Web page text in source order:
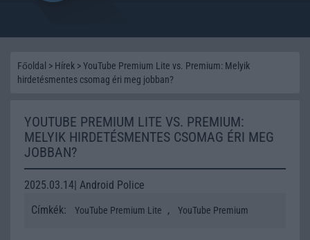
Főoldal > Hírek >YouTube Premium Lite vs. Premium: Melyik
hirdetésmentes csomag éri meg jobban?
YOUTUBE PREMIUM LITE VS. PREMIUM:
MELYIK HIRDETÉSMENTES CSOMAG ÉRI MEG
JOBBAN?
2025.03.14| Android Police
Címkék:
YouTube Premium Lite , YouTube Premium